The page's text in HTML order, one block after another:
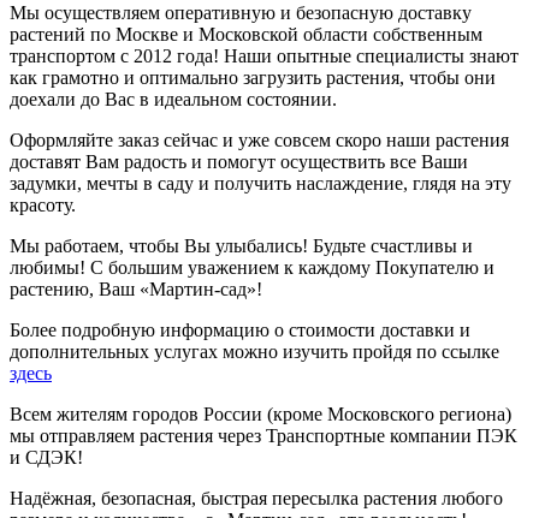
Мы осуществляем оперативную и безопасную доставку
растений по Москве и Московской области собственным
транспортом с 2012 года! Наши опытные специалисты знают
как грамотно и оптимально загрузить растения, чтобы они
доехали до Вас в идеальном состоянии.
Оформляйте заказ сейчас и уже совсем скоро наши растения
доставят Вам радость и помогут осуществить все Ваши
задумки, мечты в саду и получить наслаждение, глядя на эту
красоту.
Мы работаем, чтобы Вы улыбались! Будьте счастливы и
любимы! С большим уважением к каждому Покупателю и
растению, Ваш «Мартин-сад»!
Более подробную информацию о стоимости доставки и
дополнительных услугах можно изучить пройдя по ссылке
здесь
Всем жителям городов России (кроме Московского региона)
мы отправляем растения через Транспортные компании ПЭК
и СДЭК!
Надёжная, безопасная, быстрая пересылка растения любого